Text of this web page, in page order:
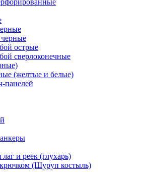
острые
сверлоконечные
(желтые и белые)
панелей
и реек (глухарь)
(Шуруп костыль)